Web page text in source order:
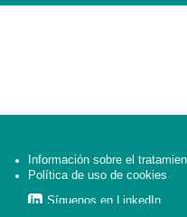
Información sobre el
Política de uso de cookies
Síguenos en LinkedIn